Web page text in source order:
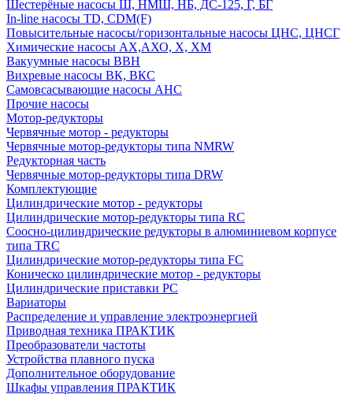
Шестерёные насосы Ш, НМШ, НБ, ДС-125, Г, БГ
In-line насосы TD, CDM(F)
Повысительные насосы/горизонтальные насосы ЦНС, ЦНСГ
Химические насосы АХ,АХО, Х, ХМ
Вакуумные насосы ВВН
Вихревые насосы ВК, ВКС
Самовсасывающие насосы АНС
Прочие насосы
Мотор-редукторы
Червячные мотор - редукторы
Червячные мотор-редукторы типа NMRW
Редукторная часть
Червячные мотор-редукторы типа DRW
Комплектующие
Цилиндрические мотор - редукторы
Цилиндрические мотор-редукторы типа RC
Соосно-цилиндрические редукторы в алюминиевом корпусе
типа TRC
Цилиндрические мотор-редукторы типа FC
Коническо цилиндрические мотор - редукторы
Цилиндрические приставки PC
Вариаторы
Распределение и управление электроэнергией
Приводная техника ПРАКТИК
Преобразователи частоты
Устройства плавного пуска
Дополнительное оборудование
Шкафы управления ПРАКТИК